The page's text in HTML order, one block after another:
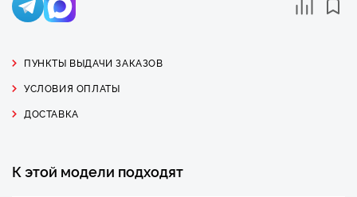
ПУНКТЫ ВЫДАЧИ ЗАКАЗОВ
УСЛОВИЯ ОПЛАТЫ
ДОСТАВКА
К этой модели подходят